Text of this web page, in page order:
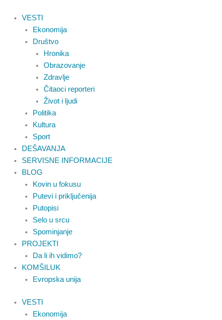
VESTI
Ekonomija
Društvo
Hronika
Obrazovanje
Zdravlje
Čitaoci reporteri
Život i ljudi
Politika
Kultura
Sport
DEŠAVANJA
SERVISNE INFORMACIJE
BLOG
Kovin u fokusu
Putevi i priključenija
Putopisi
Selo u srcu
Spominjanje
PROJEKTI
Da li ih vidimo?
KOMŠILUK
Evropska unija
VESTI
Ekonomija